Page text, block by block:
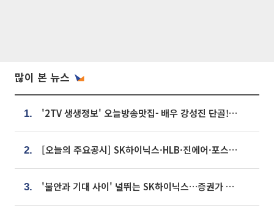
많이 본 뉴스
1. '2TV 생생정보' 오늘방송맛집- 배우 강성진 단골! 쌀국수ㆍ푸팟퐁 커리 맛집 '블○○○'
2. [오늘의 주요공시] SK하이닉스·HLB·진에어·포스코홀딩스·네이버·대우건설 등
3. '불안과 기대 사이' 널뛰는 SK하이닉스…증권가 "HBM4·LTA 기반 펀터멘털 견고"